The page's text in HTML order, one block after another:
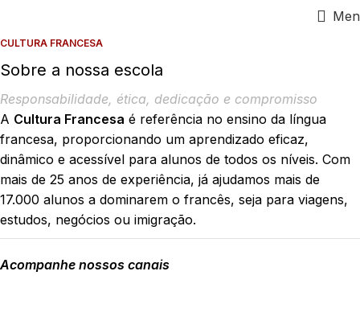
CULTURA FRANCESA
Sobre a nossa escola
Responsabilidade, ética, dedicação e compromisso
A Cultura Francesa é referência no ensino da língua
francesa, proporcionando um aprendizado eficaz,
dinâmico e acessível para alunos de todos os níveis. Com
mais de 25 anos de experiência, já ajudamos mais de
17.000 alunos a dominarem o francês, seja para viagens,
estudos, negócios ou imigração.
Acompanhe nossos canais